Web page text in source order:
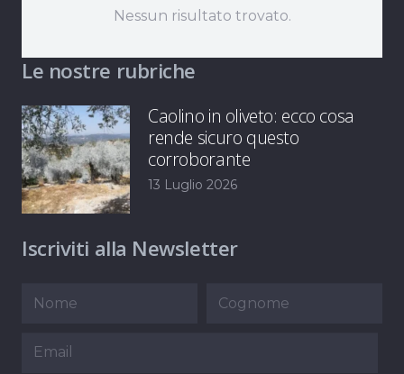
Nessun risultato trovato.
Le nostre rubriche
Caolino in oliveto: ecco cosa
rende sicuro questo
corroborante
13 Luglio 2026
Iscriviti alla Newsletter